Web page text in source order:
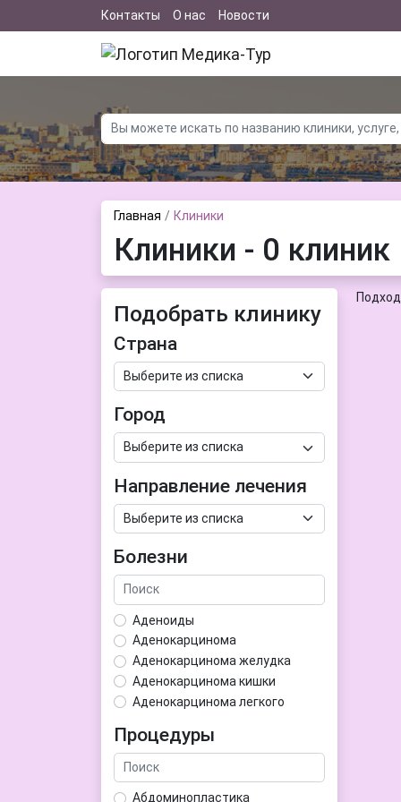
Контакты О нас Новости
Главная Клиники
Клиники - 0 клиник
Подобрать клинику
Страна
Город
Направление лечения
Болезни
Аденоиды
Аденокарцинома
Аденокарцинома желудка
Аденокарцинома кишки
Аденокарцинома легкого
Аденома гипофиза
Аденома простаты
Аденома щитовидной железы
Процедуры
Абдоминопластика